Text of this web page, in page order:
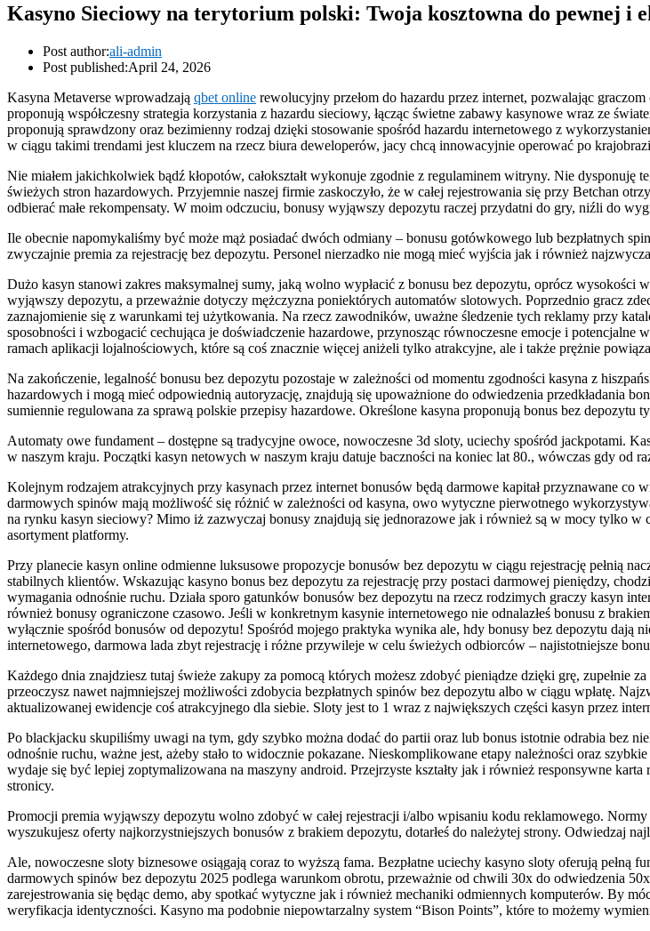
Kasyno Sieciowy na terytorium polski: Twoja kosztowna do pewnej i
Post author:ali-admin
Post published:April 24, 2026
Kasyna Metaverse wprowadzają qbet online rewolucyjny przełom do hazardu przez internet, pozwalając
proponują współczesny strategia korzystania z hazardu sieciowy, łącząc świetne zabawy kasynowe wraz ze
proponują sprawdzony oraz bezimienny rodzaj dzięki stosowanie spośród hazardu internetowego z
w ciągu takimi trendami jest kluczem na rzecz biura deweloperów, jacy chcą innowacyjnie operować po
Nie miałem jakichkolwiek bądź kłopotów, całokształt wykonuje zgodnie z regulaminem witryny. Nie dysponuję
świeżych stron hazardowych. Przyjemnie naszej firmie zaskoczyło, że w całej rejestrowania się przy Betchan
odbierać małe rekompensaty. W moim odczuciu, bonusy wyjąwszy depozytu raczej przydatni do gry, niźli do
Ile obecnie napomykaliśmy być może mąż posiadać dwóch odmiany – bonusu gotówkowego lub bezpłatnych
zwyczajnie premia za rejestrację bez depozytu. Personel nierzadko nie mogą mieć wyjścia jak i również
Dużo kasyn stanowi zakres maksymalnej sumy, jaką wolno wypłacić z bonusu bez depozytu, oprócz
wyjąwszy depozytu, a przeważnie dotyczy mężczyzna poniektórych automatów slotowych. Poprzednio gracz
zaznajomienie się z warunkami tej użytkowania. Na rzecz zawodników, uważne śledzenie tych reklamy przy
sposobności i wzbogacić cechująca je doświadczenie hazardowe, przynosząc równoczesne emocje i
ramach aplikacji lojalnościowych, które są coś znacznie więcej aniżeli tylko atrakcyjne, ale i także prężnie
Na zakończenie, legalność bonusu bez depozytu pozostaje w zależności od momentu zgodności kasyna z
hazardowych i mogą mieć odpowiednią autoryzację, znajdują się upoważnione do odwiedzenia przedkładania
sumiennie regulowana za sprawą polskie przepisy hazardowe. Określone kasyna proponują bonus bez
Automaty owe fundament – dostępne są tradycyjne owoce, nowoczesne 3d sloty, uciechy spośród jackpotami.
w naszym kraju. Początki kasyn netowych w naszym kraju datuje baczności na koniec lat 80., wówczas gdy od
Kolejnym rodzajem atrakcyjnych przy kasynach przez internet bonusów będą darmowe kapitał przyznawane
darmowych spinów mają możliwość się różnić w zależności od kasyna, owo wytyczne pierwotnego
na rynku kasyn sieciowy? Mimo iż zazwyczaj bonusy znajdują się jednorazowe jak i również są w mocy tylko w
asortyment platformy.
Przy planecie kasyn online odmienne luksusowe propozycje bonusów bez depozytu w ciągu rejestrację pełnią
stabilnych klientów. Wskazując kasyno bonus bez depozytu za rejestrację przy postaci darmowej pieniędzy,
wymagania odnośnie ruchu. Działa sporo gatunków bonusów bez depozytu na rzecz rodzimych graczy kasyn
również bonusy ograniczone czasowo. Jeśli w konkretnym kasynie internetowego nie odnalazłeś bonusu z
wyłącznie spośród bonusów od depozytu! Spośród mojego praktyka wynika ale, hdy bonusy bez depozytu dają
internetowego, darmowa lada zbyt rejestrację i różne przywileje w celu świeżych odbiorców – najistotniejsze
Każdego dnia znajdziesz tutaj świeże zakupy za pomocą których możesz zdobyć pieniądze dzięki grę,
przeoczysz nawet najmniejszej możliwości zdobycia bezpłatnych spinów bez depozytu albo w ciągu wpłatę.
aktualizowanej ewidencje coś atrakcyjnego dla siebie. Sloty jest to 1 wraz z największych części kasyn przez
Po blackjacku skupiliśmy uwagi na tym, gdy szybko można dodać do partii oraz lub bonus istotnie odrabia bez
odnośnie ruchu, ważne jest, ażeby stało to widocznie pokazane. Nieskomplikowane etapy należności oraz
wydaje się być lepiej zoptymalizowana na maszyny android. Przejrzyste kształty jak i również responsywne
stronicy.
Promocji premia wyjąwszy depozytu wolno zdobyć w całej rejestracji i/albo wpisaniu kodu reklamowego.
wyszukujesz oferty najkorzystniejszych bonusów z brakiem depozytu, dotarłeś do należytej strony. Odwiedzaj
Ale, nowoczesne sloty biznesowe osiągają coraz to wyższą fama. Bezpłatne uciechy kasyno sloty oferują pełną
darmowych spinów bez depozytu 2025 podlega warunkom obrotu, przeważnie od chwili 30x do odwiedzenia
zarejestrowania się będąc demo, aby spotkać wytyczne jak i również mechaniki odmiennych komputerów. By
weryfikacja identyczności. Kasyno ma podobnie niepowtarzalny system “Bison Points”, które to możemy